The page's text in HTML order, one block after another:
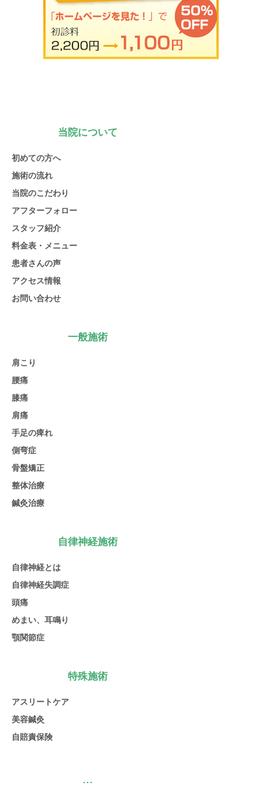
当院について
初めての方へ
施術の流れ
当院のこだわり
アフターフォロー
スタッフ紹介
料金表・メニュー
患者さんの声
アクセス情報
お問い合わせ
一般施術
肩こり
腰痛
膝痛
肩痛
手足の痺れ
側弯症
骨盤矯正
整体治療
鍼灸治療
自律神経施術
自律神経とは
自律神経失調症
頭痛
めまい、耳鳴り
顎関節症
特殊施術
アスリートケア
美容鍼灸
自賠責保険